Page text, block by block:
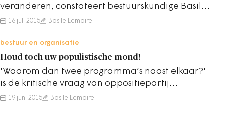
veranderen, constateert bestuurskundige Basile
Lemaire
16 juli 2015 Basile Lemaire
bestuur en organisatie
Houd toch uw populistische mond!
'Waarom dan twee programma’s naast elkaar?'
is de kritische vraag van oppositiepartij
Gemeente Lokaal aan de wethouder. En…
19 juni 2015 Basile Lemaire